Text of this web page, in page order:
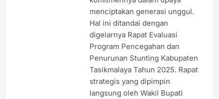
menciptakan generasi unggul.
Hal ini ditandai dengan
digelarnya Rapat Evaluasi
Program Pencegahan dan
Penurunan Stunting Kabupaten
Tasikmalaya Tahun 2025. Rapat
strategis yang dipimpin
langsung oleh Wakil Bupati